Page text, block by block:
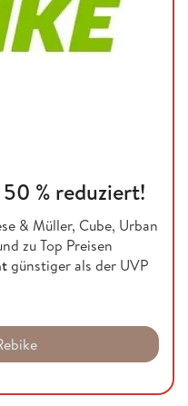
% reduziert!
& Müller, Cube, Urban
zu Top Preisen
günstiger als der UVP